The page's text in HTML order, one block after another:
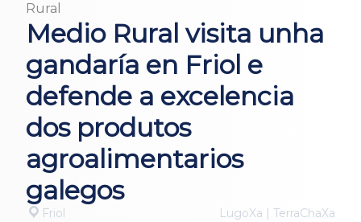
Rural
Medio Rural visita unha
gandaría en Friol e
defende a excelencia
dos produtos
agroalimentarios
galegos
Friol LugoXa | TerraChaXa